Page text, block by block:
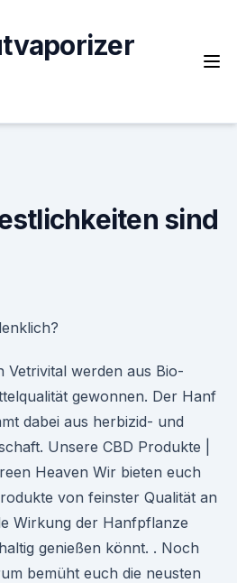
sind
Vetrivital werden aus Bio-
gewonnen. Der Hanf
dabei aus herbizid- und
Unsere CBD Produkte |
Heaven Wir bieten euch
von feinster Qualität an
Wirkung der Hanfpflanze
genießen könnt. . Noch
bemüht euch die neusten